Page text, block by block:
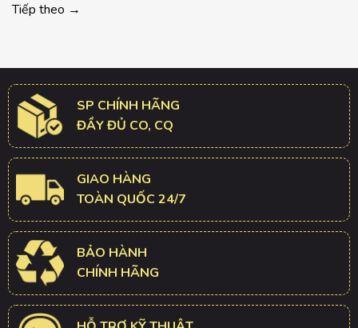
Tiếp theo →
SP CHÍNH HÃNG
ĐẦY ĐỦ CO, CQ
GIAO HÀNG
TOÀN QUỐC 24/7
BẢO HÀNH
CHÍNH HÃNG